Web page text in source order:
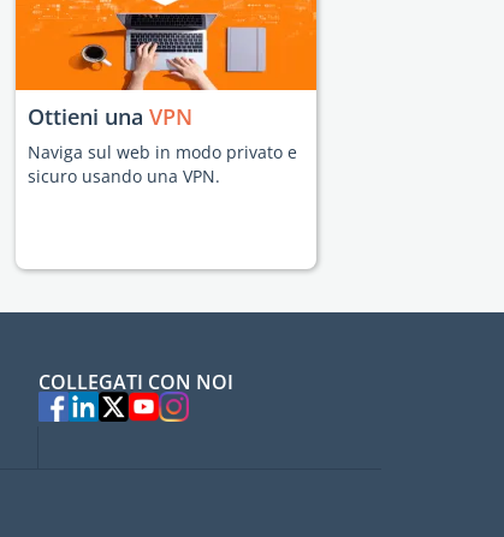
Ottieni una VPN
Naviga sul web in modo privato e
sicuro usando una VPN.
COLLEGATI CON NOI